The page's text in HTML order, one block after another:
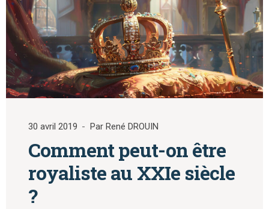
30 avril 2019 Par René DROUIN
Comment peut-on être
royaliste au XXIe siècle
?